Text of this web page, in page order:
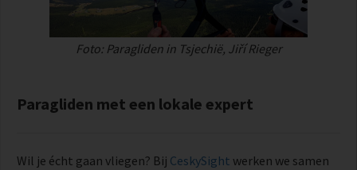
Foto: Paragliden in Tsjechië, Jiří Rieger
Paragliden met een lokale expert
Wil je écht gaan vliegen? Bij CeskySight werken we samen